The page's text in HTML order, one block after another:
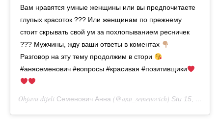
Вам нравятся умные женщины или вы предпочитаете
глупых красоток ??? Или женщинам по прежнему
стоит скрывать свой ум за похлопыванием ресничек
??? Мужчины, жду ваши ответы в коментах
Разговор на эту тему продолжим в стори
#анясеменович #вопросы #красивая #позитивщики
Objavu dijeli Семенович Анна (@ann_semenovich) Stu 15, 2018 u 12:57 PST